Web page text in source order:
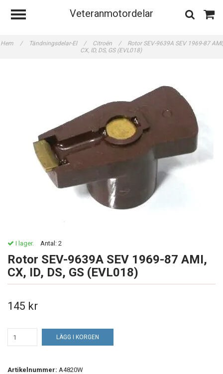
Veteranmotordelar
Hem / Tändningsdelar-El / Citroën /
Rotor SEV-9639A SEV 1969-87 AMI,
CX, ID, DS, GS (EVL018)
I lager. Antal: 2
Rotor SEV-9639A SEV 1969-87 AMI,
CX, ID, DS, GS (EVL018)
145 kr
LÄGG I KORGEN
Artikelnummer: A4820W